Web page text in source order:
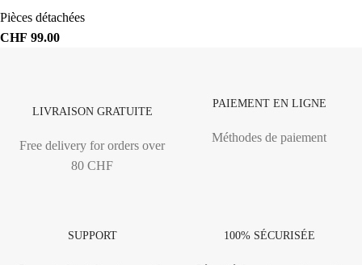
Pièces détachées
CHF 99.00
LIVRAISON GRATUITE
Free delivery for orders over
80 CHF
PAIEMENT EN LIGNE
Méthodes de paiement
SUPPORT 100% SÉCURISÉE